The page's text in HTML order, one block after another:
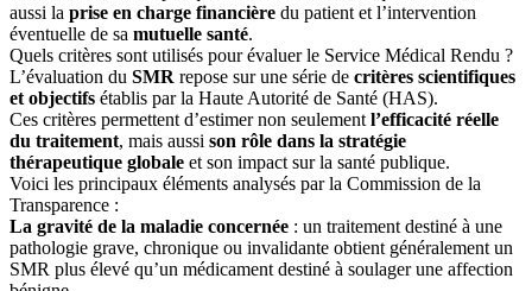
aussi la prise en charge financière du patient et l’intervention
éventuelle de sa mutuelle santé.
Quels critères sont utilisés pour évaluer le Service Médical Rendu ?
L’évaluation du SMR repose sur une série de critères scientifiques
et objectifs établis par la Haute Autorité de Santé (HAS).
Ces critères permettent d’estimer non seulement l’efficacité réelle
du traitement, mais aussi son rôle dans la stratégie
thérapeutique globale et son impact sur la santé publique.
Voici les principaux éléments analysés par la Commission de la
Transparence :
La gravité de la maladie concernée : un traitement destiné à une
pathologie grave, chronique ou invalidante obtient généralement un
SMR plus élevé qu’un médicament destiné à soulager une affection